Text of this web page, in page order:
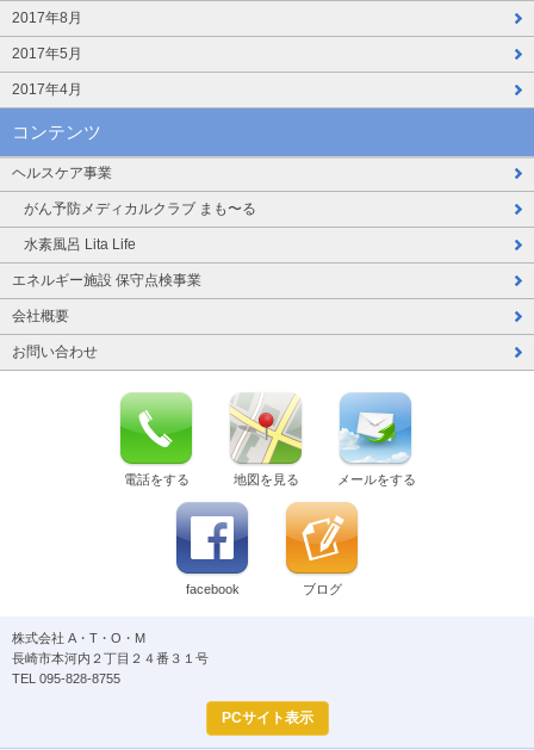
2017年8月
2017年5月
2017年4月
コンテンツ
ヘルスケア事業
がん予防メディカルクラブ まも〜る
水素風呂 Lita Life
エネルギー施設 保守点検事業
会社概要
お問い合わせ
電話をする 地図を見る メールをする
facebook ブログ
株式会社 A・T・O・M
長崎市本河内２丁目２４番３１号
TEL 095-828-8755
PCサイト表示